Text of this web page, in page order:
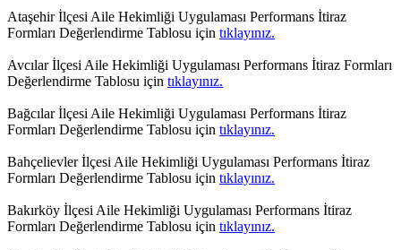
Ataşehir İlçesi Aile Hekimliği Uygulaması Performans İtiraz
Formları Değerlendirme Tablosu için tıklayınız.
Avcılar İlçesi Aile Hekimliği Uygulaması Performans İtiraz Formları
Değerlendirme Tablosu için tıklayınız.
Bağcılar İlçesi Aile Hekimliği Uygulaması Performans İtiraz
Formları Değerlendirme Tablosu için tıklayınız.
Bahçelievler İlçesi Aile Hekimliği Uygulaması Performans İtiraz
Formları Değerlendirme Tablosu için tıklayınız.
Bakırköy İlçesi Aile Hekimliği Uygulaması Performans İtiraz
Formları Değerlendirme Tablosu için tıklayınız.